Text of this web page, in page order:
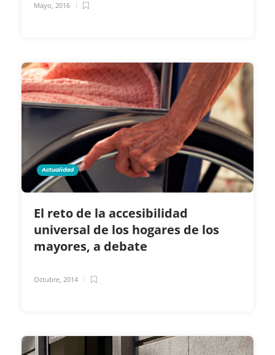
Mayo, 2016
Actualidad
El reto de la accesibilidad
universal de los hogares de los
mayores, a debate
Octubre, 2014